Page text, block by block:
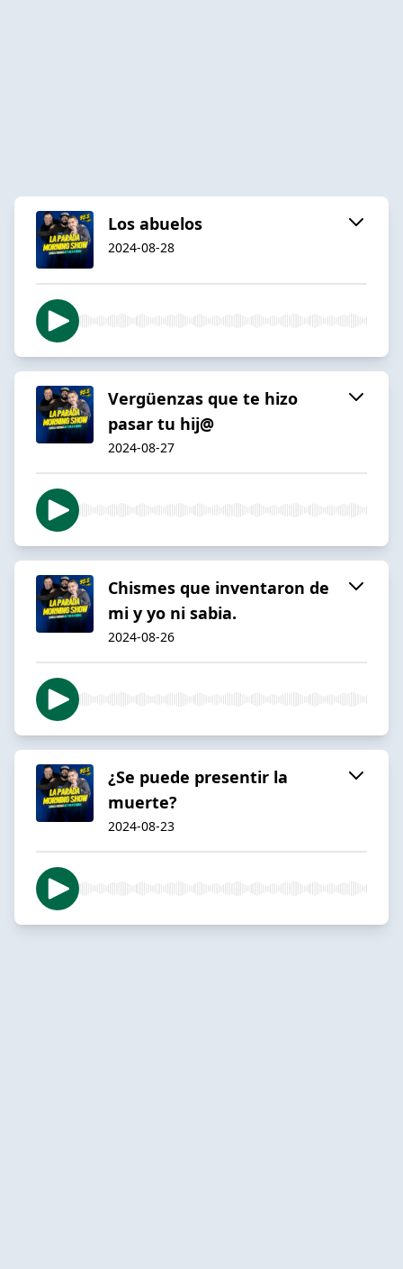
Los abuelos
2024-08-28
Vergüenzas que te hizo
pasar tu hij@
2024-08-27
Chismes que inventaron de
mi y yo ni sabia.
2024-08-26
¿Se puede presentir la
muerte?
2024-08-23